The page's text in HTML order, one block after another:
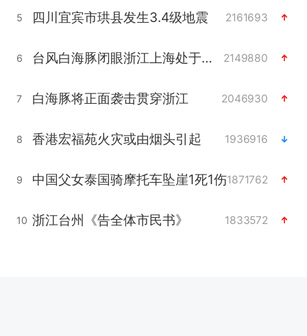
5 四川宜宾市珙县发生3.4级地震 2161693
6 台风白海豚闭眼浙江上海处于危险半圆 2149880
7 白海豚将正面袭击贯穿浙江 2046930
8 香港宏福苑火灾或由烟头引起 1936916
9 中国父女泰国骑摩托车坠崖1死1伤1871762
10 浙江台州《告全体市民书》 1833572